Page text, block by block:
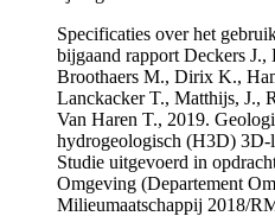
Specificaties over het
bijgaand rapport Deckers
Broothaers M., Dirix K.,
Lanckacker T., Matthijs, J.,
Van Haren T., 2019.
hydrogeologisch (H3D) 3D-
Studie uitgevoerd in
Omgeving (Departement
Milieumaatschappij 2018/